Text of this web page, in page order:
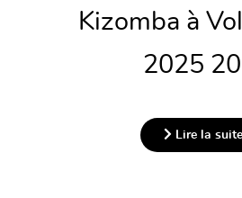
Kizomba à
2025
Lire la